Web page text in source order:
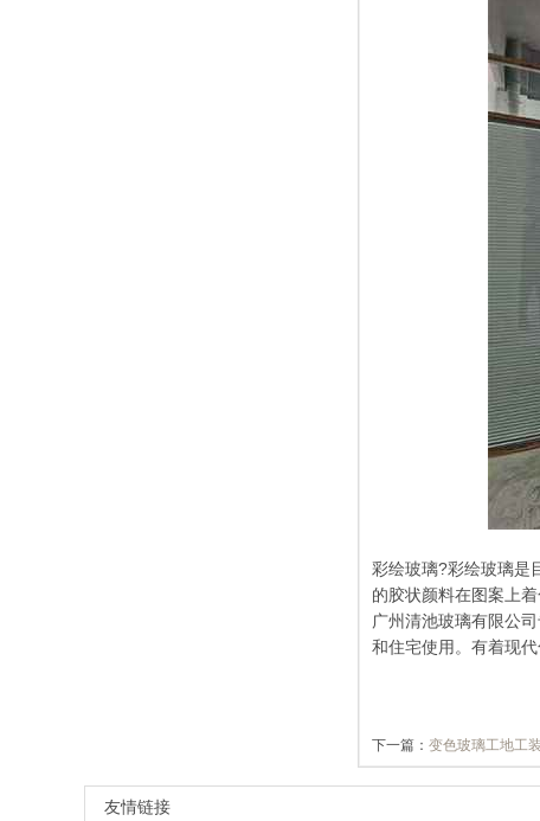
彩绘玻璃?彩绘玻璃是
的胶状颜料在图案上
广州清池玻璃有限公
和住宅使用。有着现
下一篇： 变色玻璃工地工
友情链接